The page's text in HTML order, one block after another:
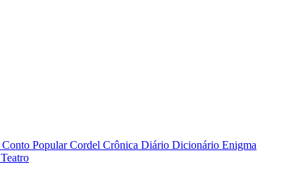
Conto PopularCordel Crônica Diário Dicionário Enigma
Teatro